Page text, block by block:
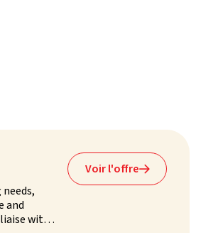
and
with
Voir l'offre